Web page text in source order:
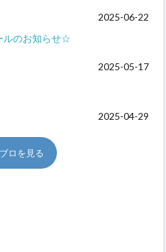
2025-06-22
ルのお知らせ☆
2025-05-17
2025-04-29
ロを見る